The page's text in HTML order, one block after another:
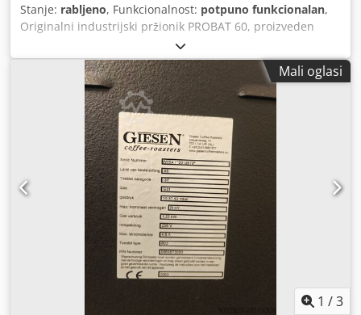
Stanje: rabljeno, Funkcionalnost: potpuno funkcionalan,
Originalni industrijski pržionik PROBAT 60, proizveden
1970. godine, opremljen sustavom grijanja na drva.
Robusna, teška industrijska mašina, poznata po visokoj
izdržljivosti i izvrsnoj kvaliteti prženja. Uključuje: Chjdszcl
U Djpfx Aptsa - Hladnjak - Ciklon - Ispušni sustav Stroj je
trenutno rastavljen i spreman za transport.
Mali oglasi
1 /3